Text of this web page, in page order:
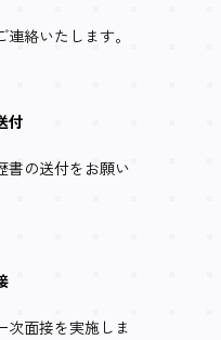
絡いたします。
付
書の送付をお願い
次面接を実施しま